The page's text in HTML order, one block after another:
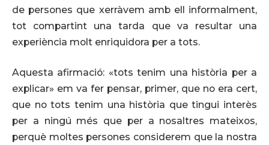
de persones que xerràvem amb ell informalment,
tot compartint una tarda que va resultar una
experiència molt enriquidora per a tots.
Aquesta afirmació: «tots tenim una història per a
explicar» em va fer pensar, primer, que no era cert,
que no tots tenim una història que tingui interès
per a ningú més que per a nosaltres mateixos,
perquè moltes persones considerem que la nostra